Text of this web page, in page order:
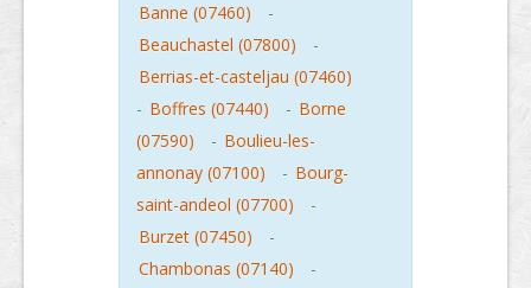
Banne (07460)
-
Beauchastel (07800)
-
Berrias-et-casteljau (07460)
- Boffres (07440) - Borne
(07590)
- Boulieu-les-
annonay (07100)
- Bourg-
saint-andeol (07700)
-
Burzet (07450)
-
Chambonas (07140)
-